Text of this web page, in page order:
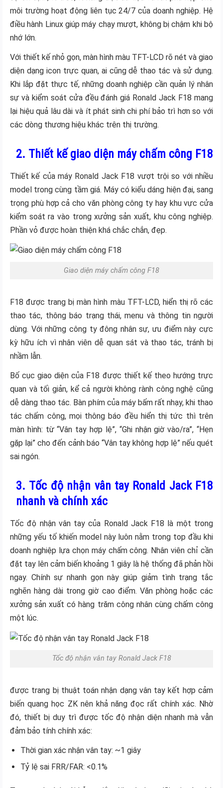
môi trường hoạt động liên tục 24/7 của doanh nghiệp. Hệ
điều hành Linux giúp máy chạy mượt, không bị chậm khi bộ
nhớ lớn.
Với thiết kế nhỏ gọn, màn hình màu TFT-LCD rõ nét và giao
diện dạng icon trực quan, ai cũng dễ thao tác và sử dụng.
Khi lắp đặt thực tế, những doanh nghiệp cần quản lý nhân
sự và kiểm soát cửa đều đánh giá Ronald Jack F18 mang
lại hiệu quả lâu dài và ít phát sinh chi phí bảo trì hơn so với
các dòng thương hiệu khác trên thị trường.
2. Thiết kế giao diện máy chấm công F18
Thiết kế của máy Ronald Jack F18 vượt trội so với nhiều
model trong cùng tầm giá. Máy có kiểu dáng hiện đại, sang
trọng phù hợp cả cho văn phòng công ty hay khu vực cửa
kiểm soát ra vào trong xưởng sản xuất, khu công nghiệp.
Phần vỏ được hoàn thiện khá chắc chắn, đẹp.
Giao diện máy chấm công F18
F18 được trang bị màn hình màu TFT-LCD, hiển thị rõ các
thao tác, thông báo trạng thái, menu và thông tin người
dùng. Với những công ty đông nhân sự, ưu điểm này cực
kỳ hữu ích vì nhân viên dễ quan sát và thao tác, tránh bị
nhầm lẫn.
Bố cục giao diện của F18 được thiết kế theo hướng trực
quan và tối giản, kể cả người không rành công nghệ cũng
dễ dàng thao tác. Bàn phím của máy bấm rất nhạy, khi thao
tác chấm công, mọi thông báo đều hiển thị tức thì trên
màn hình: từ “Vân tay hợp lệ”, “Ghi nhận giờ vào/ra”, “Hẹn
gặp lại” cho đến cảnh báo “Vân tay không hợp lệ” nếu quét
sai ngón.
3. Tốc độ nhận vân tay Ronald Jack F18
nhanh và chính xác
Tốc độ nhận vân tay của Ronald Jack F18 là một trong
những yếu tố khiến model này luôn nằm trong top đầu khi
doanh nghiệp lựa chọn máy chấm công. Nhân viên chỉ cần
đặt tay lên cảm biến khoảng 1 giây là hệ thống đã phản hồi
ngay. Chính sự nhanh gọn này giúp giảm tình trạng tắc
nghẽn hàng dài trong giờ cao điểm. Văn phòng hoặc các
xưởng sản xuất có hàng trăm công nhân cùng chấm công
một lúc.
Tốc độ nhận vân tay Ronald Jack F18
được trang bị thuật toán nhận dạng vân tay kết hợp cảm
biến quang học ZK nên khả năng đọc rất chính xác. Nhờ
đó, thiết bị duy trì được tốc độ nhận diện nhanh mà vẫn
đảm bảo tính chính xác:
Thời gian xác nhận vân tay: ~1 giây
Tỷ lệ sai FRR/FAR: <0.1%